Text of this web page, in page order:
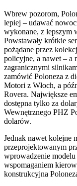
Wbrew pozorom,
lepiej – udawać
wykonane, z lepszym
Powstawały krótkie
pożądane przez
policyjne, a nawet – a
zagranicznymi
zamówić Poloneza z
Motori z Włoch, a
Rovera. Największe
dostępna tylko za
Wewnętrznego PHZ
dolarów.
Jednak nawet kolejne
przeprojektowanym
wprowadzenie
wspomaganiem
konstrukcyjna